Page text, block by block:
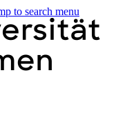
to search menu